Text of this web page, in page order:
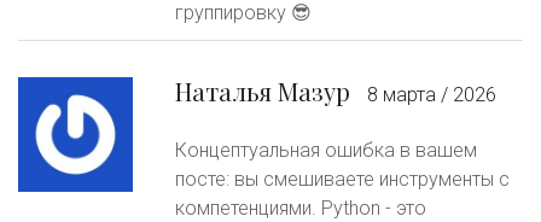
группировку 😎
Наталья Мазур 8 марта / 2026
Концептуальная ошибка в вашем
посте: вы смешиваете инструменты с
компетенциями. Python - это